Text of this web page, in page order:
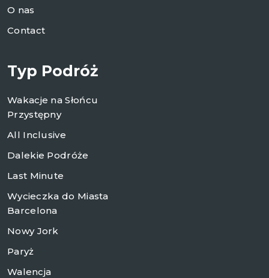
O nas
Contact
Typ Podróż
Wakacje na Słońcu
Przystępny
All Inclusive
Dalekie Podróże
Last Minute
Wycieczka do Miasta
Barcelona
Nowy Jork
Paryż
Walencja